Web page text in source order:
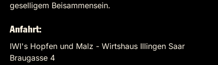
geselligem Beisammensein.
Anfahrt:
IWI's Hopfen und Malz - Wirtshaus Illingen Saar
Braugasse 4